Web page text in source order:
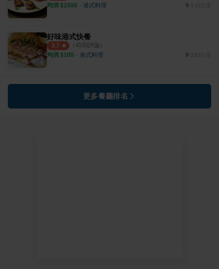
均消 $1500 ・ 港式料理 3.43公里
好味港式快餐
3.7 （ 45則評論）
均消 $100 ・ 港式料理
更多餐廳排名